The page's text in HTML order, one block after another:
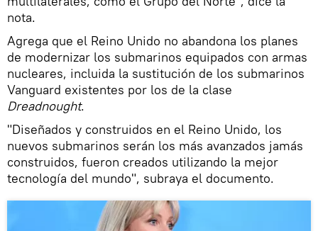
nota.
Agrega que el Reino Unido no abandona los planes
de modernizar los submarinos equipados con armas
nucleares, incluida la sustitución de los submarinos
Vanguard existentes por los de la clase
Dreadnought.
"Diseñados y construidos en el Reino Unido, los
nuevos submarinos serán los más avanzados jamás
construidos, fueron creados utilizando la mejor
tecnología del mundo", subraya el documento.